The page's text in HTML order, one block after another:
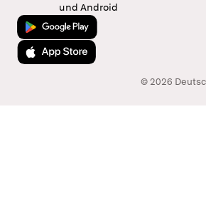
und Android
Jetzt bei Google Play
Laden im App Store
© 2026